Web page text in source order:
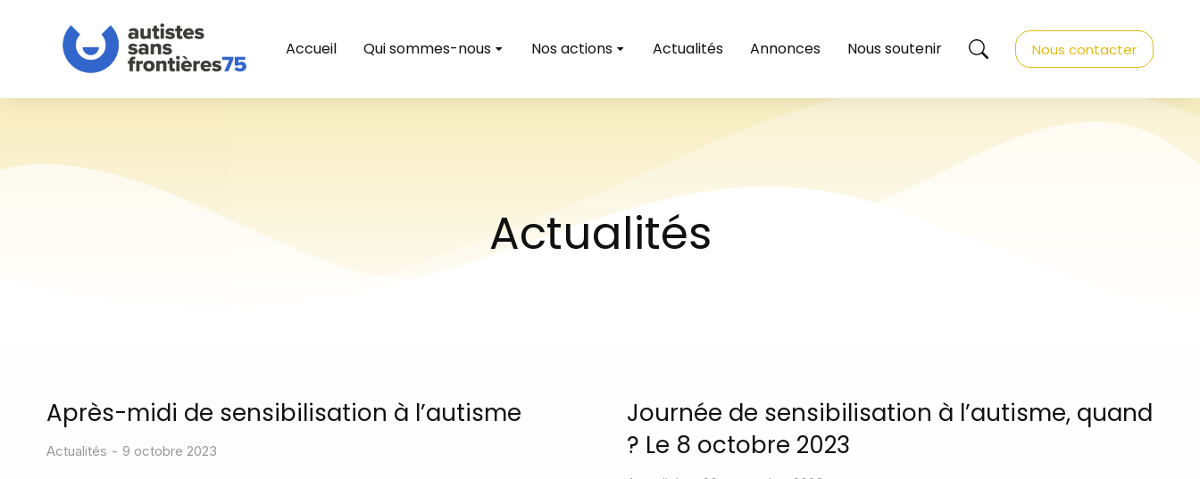
Accueil Qui sommes-nous Nos actions Actualités Annonces Nous soutenir Nous contacter
Actualités
Après-midi de sensibilisation à l’autisme
Actualités 9 octobre 2023
Journée de sensibilisation à l’autisme, quand
? Le 8 octobre 2023